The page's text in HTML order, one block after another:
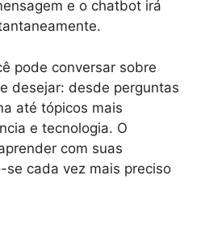
e o chatbot irá
pode conversar sobre
desejar: desde perguntas
até tópicos mais
e tecnologia. O
com suas
se cada vez mais preciso